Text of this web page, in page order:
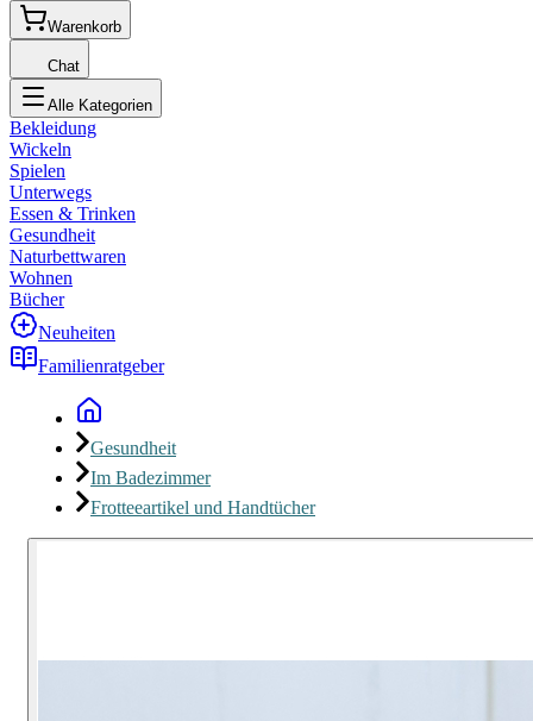
Warenkorb
Chat
Alle Kategorien
Bekleidung
Wickeln
Spielen
Unterwegs
Essen & Trinken
Gesundheit
Naturbettwaren
Wohnen
Bücher
Neuheiten
Familienratgeber
Gesundheit
Im Badezimmer
Frotteeartikel und Handtücher